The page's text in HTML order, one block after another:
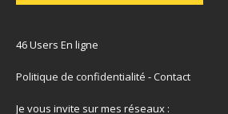
46 Users En ligne
Politique de confidentialité -Contact
Je vous invite sur mes réseaux :